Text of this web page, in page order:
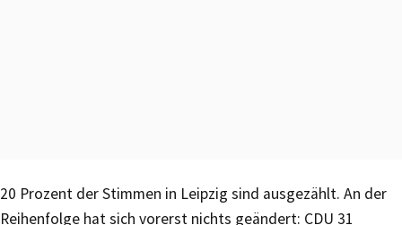
20 Prozent der Stimmen in Leipzig sind ausgezählt. An der
Reihenfolge hat sich vorerst nichts geändert: CDU 31